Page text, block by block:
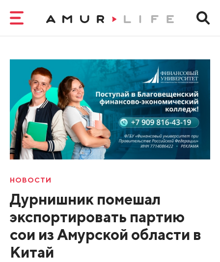
НОВОСТИ
Дурнишник помешал
экспортировать партию
сои из Амурской области в
Китай